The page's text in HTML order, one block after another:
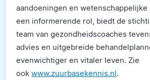
aandoeningen en wetenschappelijke
een informerende rol, biedt de
team van gezondheidscoaches
advies en uitgebreide
evenwichtiger en vitaler leven. Zie
ook www.zuurbasekennis.nl.